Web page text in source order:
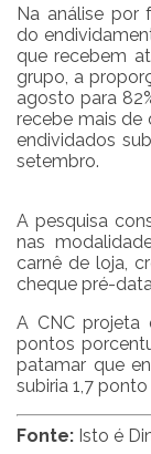
Na análise por
do
que recebem
grupo, a
agosto para
recebe mais de
endividados
setembro.
A pesquisa
nas
carnê de loja,
cheque pré-
A CNC projeta
pontos
patamar que
subiria 1,7
Fonte: Isto é